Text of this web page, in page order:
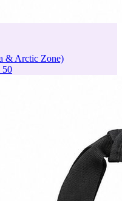
& Arctic Zone)
50